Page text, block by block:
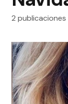
2 publicaciones